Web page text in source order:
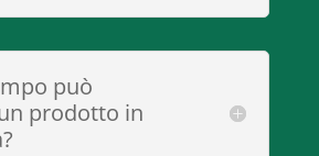
può
prodotto in